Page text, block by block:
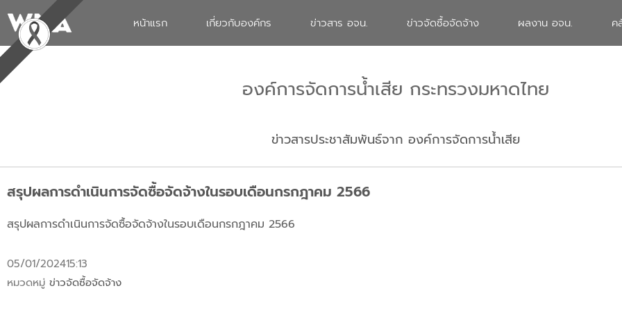
หน้าแรก เกี่ยวกับองค์กร ข่าวสาร อจน. ข่าวจัดซื้อจัดจ้าง ผลงาน อจน. ค
องค์การจัดการน้ำเสีย กระทรวงมหาดไทย
ข่าวสารประชาสัมพันธ์จาก องค์การจัดการน้ำเสีย
สรุปผลการดำเนินการจัดซื้อจัดจ้างในรอบเดือนกรกฎาคม 2566
สรุปผลการดำเนินการจัดซื้อจัดจ้างในรอบเดือนกรกฎาคม 2566
05/01/202415:13
หมวดหมู่ ข่าวจัดซื้อจัดจ้าง